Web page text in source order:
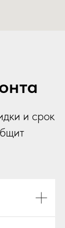
и срок